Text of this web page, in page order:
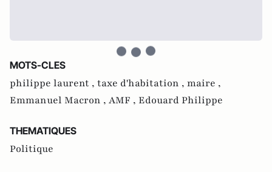
MOTS-CLES
philippe laurent , taxe d'habitation , maire ,
Emmanuel Macron , AMF , Edouard Philippe
THEMATIQUES
Politique